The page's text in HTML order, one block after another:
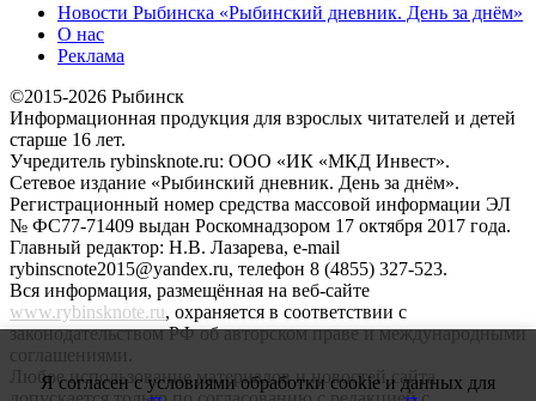
Новости Рыбинска «Рыбинский дневник. День за днём»
О нас
Реклама
©2015-2026 Рыбинск
Информационная продукция для взрослых читателей и детей
старше 16 лет.
Учредитель rybinsknote.ru: ООО «ИК «МКД Инвест».
Сетевое издание «Рыбинский дневник. День за днём».
Регистрационный номер средства массовой информации ЭЛ
№ ФС77-71409 выдан Роскомнадзором 17 октября 2017 года.
Главный редактор: Н.В. Лазарева, e-mail
rybinscnote2015@yandex.ru, телефон 8 (4855) 327-523.
Вся информация, размещённая на веб-сайте
www.rybinsknote.ru, охраняется в соответствии с
законодательством РФ об авторском праве и международными
соглашениями.
Любое использование материалов и новостей сайта
Я согласен с условиями обработки cookie и данных для